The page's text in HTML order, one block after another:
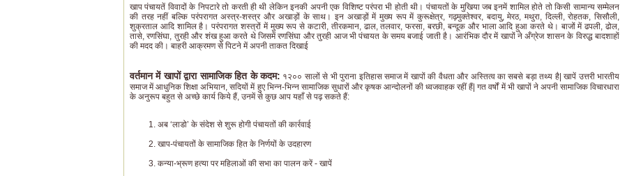
खाप पंचायतें विवादों के निपटारे तो करती ही थी लेकिन इनकी अपनी एक विशिष्ट परंपरा भी होती थी। पंचायतों के मुखिया जब इनमें शामिल होते तो किसी सामान्य सम्मेलन
की तरह नह‍ीं बल्कि परंपरागत अस्त्र-शस्त्र और अखाड़ों के साथ। इन अखाड़ों में मुख्य रूप में कुरूक्षेत्र, गढ़मुक्तेश्वर, बदायु, मेरठ, मथुरा, दिल्ली, रोहतक, सिसौली,
शुक्रताल आदि शामिल है। परंपरागत शस्त्रों में मुख्य रूप से कटारी, तीरकमान, ढाल, तलवार, फरसा, बरछी, बन्दूक और भाला आदि हुआ करते थे। बाजों में ढपली, ढोल,
तासे, रणसिंघा, तुरही और शंख हुआ करते थे जिसमें रणसिंघा और तुरही आज भी पंचायत के समय बजाई जाती है। आरंभिक दौर में खापों ने अँग्रेज शासन के विरुद्ध बादशाहों
की मदद की। बाहरी आक्रमण से पिटने में अपनी ताकत दिखाई
वर्तमान में खापों द्वारा सामाजिक हित के कदम: १२०० सालों से भी पुराना इतिहास समाज में खापों की वैधता और अस्तित्व का सबसे बड़ा तथ्य है| खापें उत्तरी भारतीय
समाज में आधुनिक शिक्षा अभियान, सदियों में हुए भिन्न-भिन्न सामाजिक सुधारों और कृषक आन्दोलनों की ध्वजवाहक रहीं हैं| गत वर्षों में भी खापों ने अपनी सामाजिक विचारधारा
के अनुरूप बहुत से अच्छे कार्य किये हैं, उनमें से कुछ आप यहाँ से पढ़ सकते हैं:
अब ‘लाडो’ के संदेश से शुरू होगी पंचायतों की कार्रवाई
खाप-पंचायतों के सामाजिक हित के निर्णयों के उदहारण
कन्या-भ्रूण हत्या पर महिलाओं की सभा का पालन करें - खापें